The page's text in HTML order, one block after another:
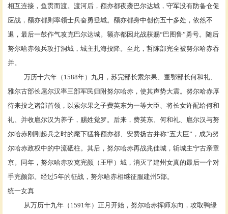
相互连接，鱼贯而渡。渡河后，额亦都夜袭巴尔达城，守军没有防备仓促
应战，额亦都则率领士兵奋勇登城。额亦都身中创伤五十多处，依然不
退，最后一鼓作气攻克巴尔达城。额亦都因此战获赐“巴图鲁”勇号。随后
努尔哈赤领兵攻打洞城，城主扎海投降。至此，哲陈部完全被努尔哈赤吞
并。
万历十六年（ 1588年）九月，苏完部长索尔果、董鄂部长何和礼
雅尔古部长扈尔汉率三部军民归附努尔哈赤，使其声势大震。努尔哈赤厚
待来投之诸部首领，以索尔果之子费英东为一等大臣、将长女许配给何和
礼、并收扈尔汉为养子，赐姓觉罗 。后来，费英东、何和礼、扈尔汉与努
尔哈赤刚刚起兵之时的麾下猛将额亦都、安费扬古并称“五大臣”，成为努
尔哈赤政权中的中流砥柱。其后，努尔哈赤再战兆佳城，斩城主宁古亲章
京。同年，努尔哈赤攻克完颜（王甲）城，消灭了建州女真的最后一个对
手完颜部。经过5年的征战，努尔哈赤相继征服建州5部。
统一女真
从万历十九年（ 1591年）正月开始，努尔哈赤挥师东向，攻取鸭绿